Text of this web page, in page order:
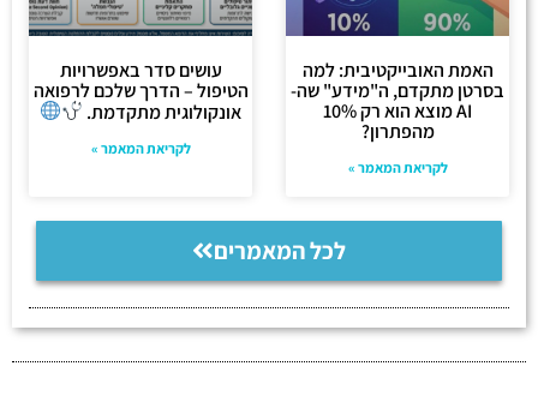
האמת האובייקטיבית: למה
בסרטן מתקדם, ה"מידע" שה-
AI מוצא הוא רק 10%
מהפתרון?
לקריאת המאמר »
עושים סדר באפשרויות
הטיפול – הדרך שלכם לרפואה
אונקולוגית מתקדמת.
לקריאת המאמר »
לכל המאמרים